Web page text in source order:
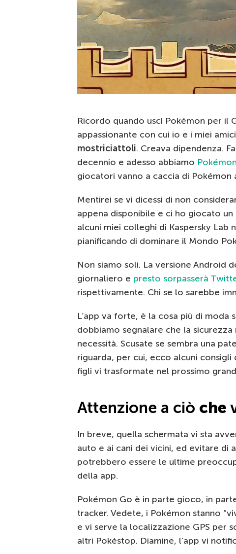
Ricordo quando uscì Pokémon per il
appassionante con cui io e i miei
mostriciattoli. Creava dipendenza.
decennio e adesso abbiamo
giocatori vanno a caccia di
Mentirei se vi dicessi di non
appena disponibile e ci ho giocato
alcuni miei colleghi di Kaspersky
pianificando di dominare il Mondo
Non siamo soli. La versione Android
giornaliero e presto sorpasserà
rispettivamente. Chi se lo sarebbe
L’app va forte, è la cosa più di
dobbiamo segnalare che la
necessità. Scusate se sembra una
riguarda, per cui, ecco alcuni
figli vi trasformate nel prossimo
Attenzione a ciò che
In breve, quella schermata vi sta
auto e ai cani dei vicini, ed evitare di
potrebbero essere le ultime
della app.
Pokémon Go è in parte gioco, in
tracker. Vedete, i Pokémon stanno
e vi serve la localizzazione GPS per
altri Pokéstop. Diamine, l’app vi